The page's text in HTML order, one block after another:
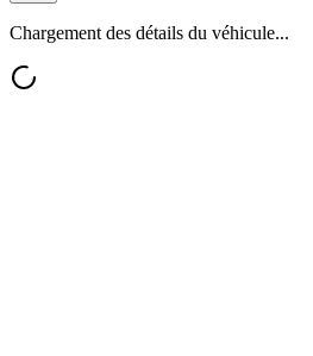
Chargement des détails du véhicule...